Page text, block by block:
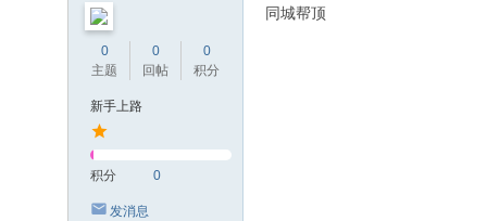
0
主题
0
回帖
0
积分
新手上路
积分 0
发消息
同城帮顶